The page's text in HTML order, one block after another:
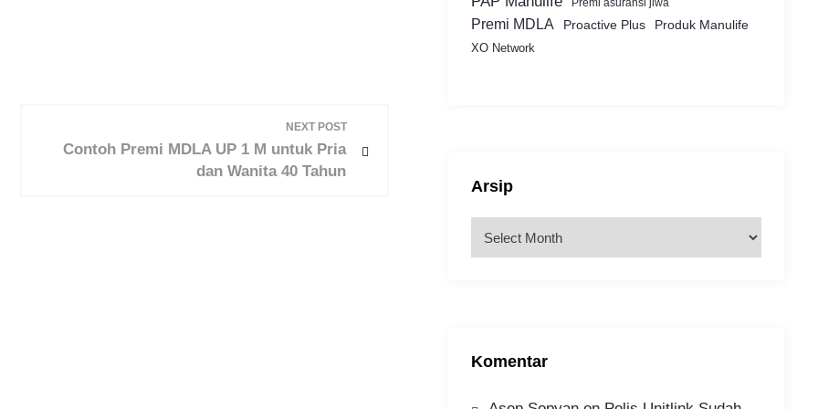
NEXT POST
Contoh Premi MDLA UP 1 M untuk Pria
dan Wanita 40 Tahun
Premi asuransi jiwa
Premi MDLA Proactive Plus Produk Manulife
XO Network
Arsip
Komentar